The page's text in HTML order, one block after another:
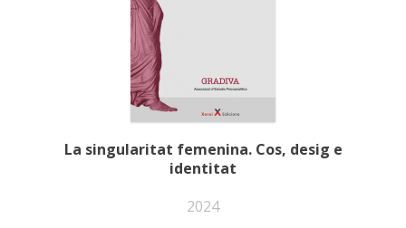
La singularitat femenina. Cos, desig e
identitat
2024